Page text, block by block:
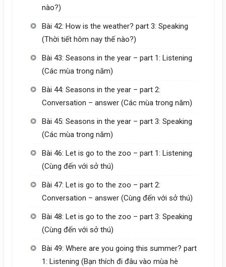
nào?)
Bài 42: How is the weather? part 3: Speaking
(Thời tiết hôm nay thế nào?)
Bài 43: Seasons in the year – part 1: Listening
(Các mùa trong năm)
Bài 44: Seasons in the year – part 2:
Conversation – answer (Các mùa trong năm)
Bài 45: Seasons in the year – part 3: Speaking
(Các mùa trong năm)
Bài 46: Let is go to the zoo – part 1: Listening
(Cùng đến với sở thú)
Bài 47: Let is go to the zoo – part 2:
Conversation – answer (Cùng đến với sở thú)
Bài 48: Let is go to the zoo – part 3: Speaking
(Cùng đến với sở thú)
Bài 49: Where are you going this summer? part
1: Listening (Bạn thích đi đâu vào mùa hè